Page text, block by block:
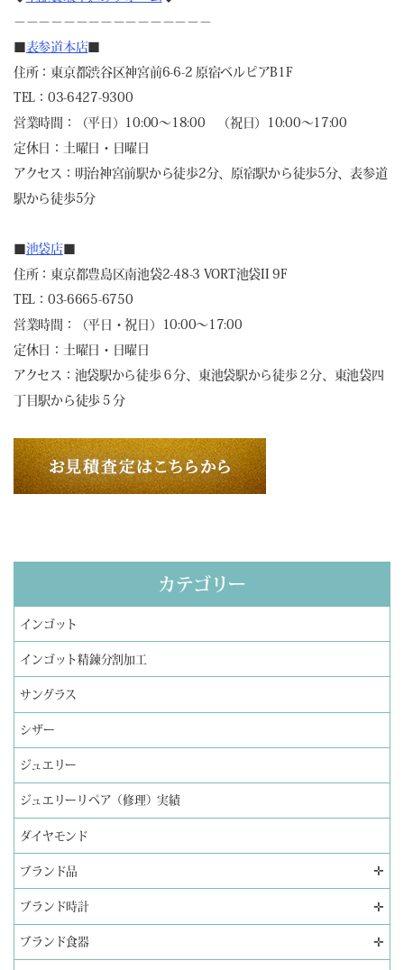
－－－－－－－－－－－－－－－－
表参道本店
住所：東京都渋谷区神宮前6-6-2 原宿ベルピアB1F
TEL：03-6427-9300
営業時間：（平日）10:00～18:00 （祝日）10:00～17:00
定休日：土曜日・日曜日
アクセス：明治神宮前駅から徒歩2分、原宿駅から徒歩5分、表参道
駅から徒歩5分
池袋店
住所：東京都豊島区南池袋2-48-3 VORT池袋II 9F
TEL：03-6665-6750
営業時間：（平日・祝日）10:00～17:00
定休日：土曜日・日曜日
アクセス：池袋駅から徒歩６分、東池袋駅から徒歩２分、東池袋四
丁目駅から徒歩５分
カテゴリー
インゴット
インゴット精錬分割加工
サングラス
シザー
ジュエリー
ジュエリーリペア（修理）実績
ダイヤモンド
ブランド品 ✛
ブランド時計 ✛
ブランド食器 ✛